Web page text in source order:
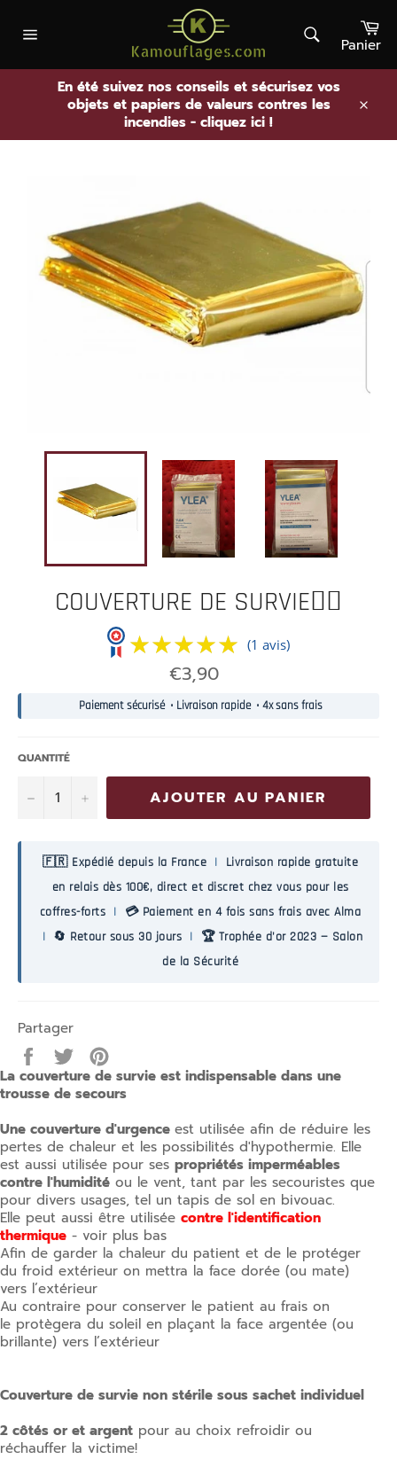
contenu
Rechercher
Panier
En été suivez nos conseils et sécurisez vos
objets et papiers de valeurs contres les
incendies - cliquez ici !
COUVERTURE DE SURVIE👨‍✈️
★★★★★
★★★★★ (1 avis)
Prix
normal
€3,90
Paiement sécurisé • Livraison rapide • 4x sans frais
QUANTITÉ
− + AJOUTER AU PANIER
🇫🇷 Expédié depuis la France | Livraison rapide gratuite
en relais dès 100€, direct et discret chez vous pour les
coffres-forts | 💳 Paiement en 4 fois sans frais avec Alma
| 🔄 Retour sous 30 jours | 🏆 Trophée d'or 2023 — Salon
de la Sécurité
Partager
Partager
sur
Facebook
Tweeter
sur
Twitter
sur
Pinterest
La couverture de survie est indispensable dans une
trousse de secours
Une couverture d'urgence est utilisée afin de réduire les
pertes de chaleur et les possibilités d'hypothermie. Elle
est aussi utilisée pour ses propriétés imperméables
contre l'humidité ou le vent, tant par les secouristes que
pour divers usages, tel un tapis de sol en bivouac.
Elle peut aussi être utilisée contre l'identification
thermique - voir plus bas
Afin de garder la chaleur du patient et de le protéger
du froid extérieur on mettra la face dorée (ou mate)
vers l’extérieur
Au contraire pour conserver le patient au frais on
le protègera du soleil en plaçant la face argentée (ou
brillante) vers l’extérieur
Couverture de survie non stérile sous sachet individuel
2 côtés or et argent pour au choix refroidir ou
réchauffer la victime!